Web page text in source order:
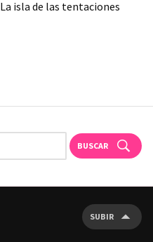
La isla de las tentaciones
BUSCAR
SUBIR